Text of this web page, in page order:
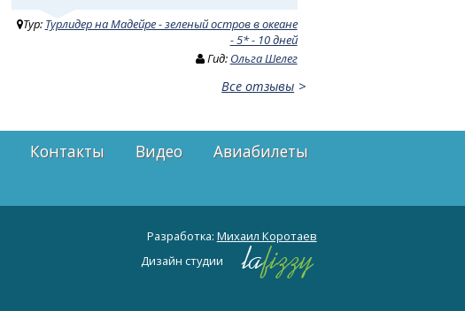
Тур: Турлидер на Мадейре - зеленый остров в океане
- 5* - 10 дней
Гид: Ольга Шелег
Все отзывы
Контакты Видео
Авиабилеты
Разработка: Михаил Коротаев
Дизайн студии